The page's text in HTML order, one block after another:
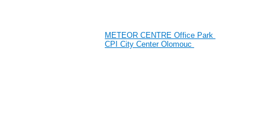
METEOR CENTRE Office Park
CPI City Center Olomouc